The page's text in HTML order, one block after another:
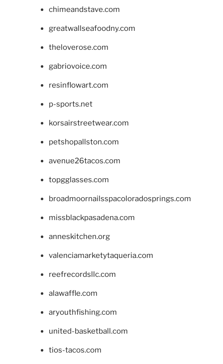
chimeandstave.com
greatwallseafoodny.com
theloverose.com
gabriovoice.com
resinflowart.com
p-sports.net
korsairstreetwear.com
petshopallston.com
avenue26tacos.com
topgglasses.com
broadmoornailsspacoloradosprings.com
missblackpasadena.com
anneskitchen.org
valenciamarketytaqueria.com
reefrecordsllc.com
alawaffle.com
aryouthfishing.com
united-basketball.com
tios-tacos.com